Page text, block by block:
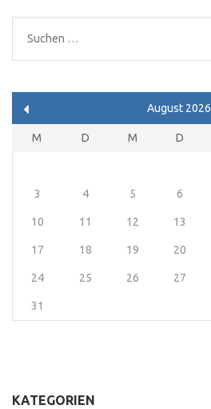
Suchen
nach:
August 2026
M D M D
3 4 5 6
10 11 12 13
17 18 19 20
24 25 26 27
31
KATEGORIEN